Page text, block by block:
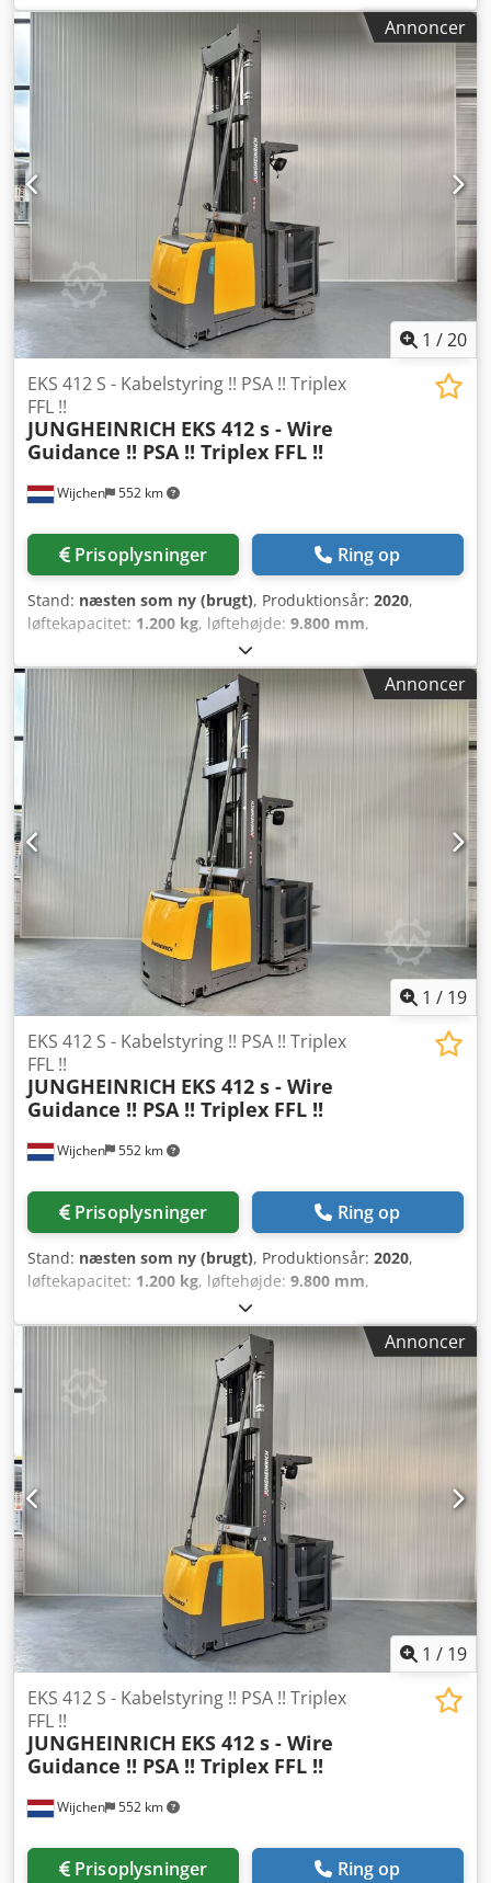
brændstoftype:elektrisk, mastetype:triplex, Producent +
model: LINDE V (5213) Mast: 3F9450 ID: 25123.0202 Kat.:
Demo Mast: 3F Nedfældet højde: 3900 mm Løftehøjde:
9450 mm Kapacitet: 1200 kg Platformshøjde: 8900 mm
Plukhøjde: 10500 mm Initialiseret: Ja Kabinebredde: 1200
mm År: 2019 Timer: 1455 timer Kapacitet: 48 V / 620 Ah
Cjdpfjzq Ukpox Ag Tsha Ekstraudstyr: - Mast, Triplex - FFL -
Specielle SIKKERHEDSporte !!!! - Justerbare gafler! - 2 x blå
& rød
Annoncer
1 /20
Wijchen 552 km
EKS 412 S - Kabelstyring !! PSA !! Triplex
FFL !!
JUNGHEINRICH EKS 412 s - Wire
Guidance !! PSA !! Triplex FFL !!
Prisoplysninger Ring op
Stand: næsten som ny (brugt), Produktionsår: 2020,
løftekapacitet: 1.200 kg, løftehøjde: 9.800 mm,
, driftstimer:
brændstoftype:elektrisk, mastetype:triplex, Fabrikant +
model: JUNGHEINRICH EKS 412 s Mast: Z + i - 3F9800 ID:
25114.5389 Cjdpfjzq Ui Sox Ag Toha Kategori: Brugt Mast:
Triplex (3F) Laveste højde: 3830 mm Løftehøjde: 9800 mm
Kapacitet: 1200 kg Platformhøjde: 9000 mm Plukkehøjde:
10600 mm Init.: Ja Kabinebredde: 1300 mm År: 2020 Timer:
3869 Batteri: 48 V / 620 Ah Valgmuligheder: Fuldt udstyret!!
- Triplex mast - FFL - SIKKERHEDSdøre med
VIPPEFUNKTION!! - PSA - Blue spot - Justerbare gafler! -
Induktion / ledningsstyring
Annoncer
1 / 19
Wijchen 552 km
EKS 412 S - Kabelstyring !! PSA !! Triplex
FFL !!
JUNGHEINRICH EKS 412 s - Wire
Guidance !! PSA !! Triplex FFL !!
Prisoplysninger Ring op
Stand: næsten som ny (brugt), Produktionsår: 2020,
løftekapacitet: 1.200 kg, løftehøjde: 9.800 mm,
, driftstimer:
brændstoftype:elektrisk, mastetype:triplex, Producent +
model: JUNGHEINRICH EKS 412 s Mast: Z + i - 3F9800 ID:
25114.5388 Kategori: Brugt Mast: 3F Nedsænket højde:
3830 mm Csdezq Ui Eepfx Ag Toha Løftehøjde: 9800 mm
Kapacitet: 1200 kg Platformshøjde: 9000 mm Plukke højde:
10600 mm Init.: Ja Kabinebredde: 1300 mm År: 2020 Timer:
4883 timer Kapacitet: 48 V / 620 Ah Ekstraudstyr: FULDT
udstyret !! – Triplexmast – FFL – SIKKERHEDSDØRE med
VÆLTEFUNKTION !! – PSA – Blå prik – Justerbare gafler –
Induktions-/ledningsstyring
Annoncer
1 / 19
Wijchen 552 km
EKS 412 S - Kabelstyring !! PSA !! Triplex
FFL !!
JUNGHEINRICH EKS 412 s - Wire
Guidance !! PSA !! Triplex FFL !!
Prisoplysninger Ring op